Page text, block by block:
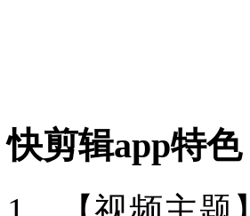
快剪辑app特色